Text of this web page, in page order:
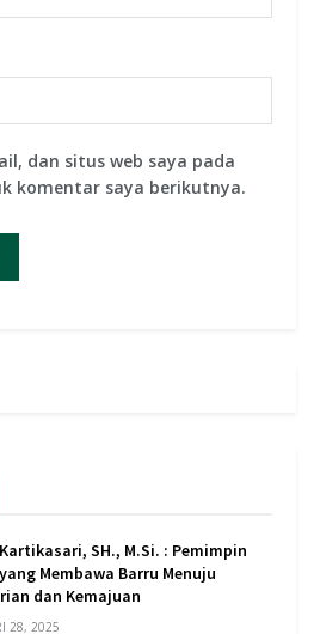
dan situs web saya pada
komentar saya berikutnya.
SH., M.Si. : Pemimpin
Membawa Barru Menuju
dan Kemajuan
28, 2025